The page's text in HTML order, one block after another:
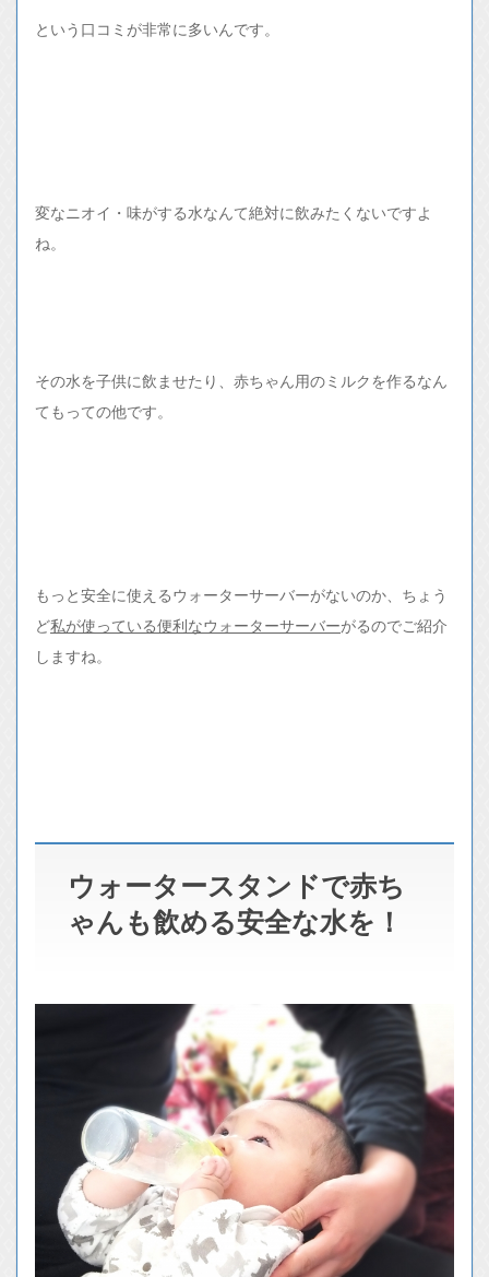
という口コミが非常に多いんです。
変なニオイ・味がする水なんて絶対に飲みたくないですよ
ね。
その水を子供に飲ませたり、赤ちゃん用のミルクを作るなん
てもっての他です。
もっと安全に使えるウォーターサーバーがないのか、ちょう
ど私が使っている便利なウォーターサーバーがるのでご紹介
しますね。
ウォータースタンドで赤ち
ゃんも飲める安全な水を！